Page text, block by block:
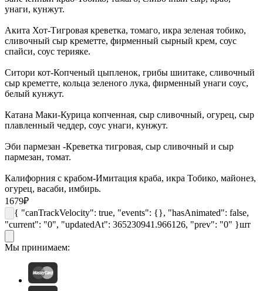
унаги, кунжут.
Акита Хот-Тигровая креветка, томаго, икра зеленая тобико,
сливочный сыр креметте, фирменный сырный крем, соус
спайси, соус терияке.
Ситори кот-Копченый цыпленок, грибы шиитаке, сливочный
сыр креметте, кольца зеленого лука, фирменный унаги соус,
белый кунжут.
Катана Маки-Курица копченная, сыр сливочный, огурец, сыр
плавленный чеддер, соус унаги, кунжут.
Эби пармезан -Креветка тигровая, сыр сливочный и сыр
пармезан, томат.
Калифорния с крабом-Имитация краба, икра Тобико, майонез,
огурец, васаби, имбирь.
1679₽
{ "canTrackVelocity": true, "events": {}, "hasAnimated": false,
"current": "0", "updatedAt": 365230941.966126, "prev": "0" }шт
Мы принимаем: